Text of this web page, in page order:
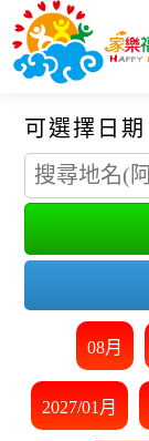
可選擇日期
08月
2027/01月